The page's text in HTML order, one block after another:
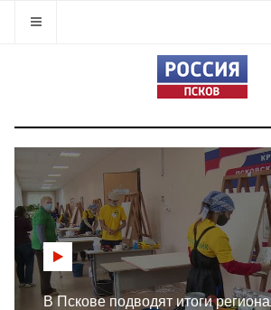
В Пскове подводят итоги